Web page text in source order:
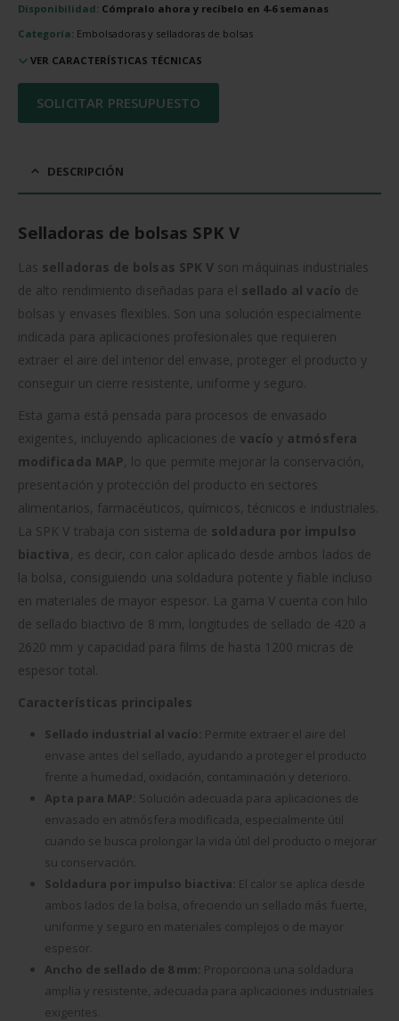
Disponibilidad: Cómpralo ahora y recíbelo en 4-6 semanas
Categoría: Embolsadoras y selladoras de bolsas
VER CARACTERÍSTICAS TÉCNICAS
SOLICITAR PRESUPUESTO
DESCRIPCIÓN
Selladoras de bolsas SPK V
Las selladoras de bolsas SPK V son máquinas industriales
de alto rendimiento diseñadas para el sellado al vacío de
bolsas y envases flexibles. Son una solución especialmente
indicada para aplicaciones profesionales que requieren
extraer el aire del interior del envase, proteger el producto y
conseguir un cierre resistente, uniforme y seguro.
Esta gama está pensada para procesos de envasado
exigentes, incluyendo aplicaciones de vacío y atmósfera
modificada MAP, lo que permite mejorar la conservación,
presentación y protección del producto en sectores
alimentarios, farmacéuticos, químicos, técnicos e industriales.
La SPK V trabaja con sistema de soldadura por impulso
biactiva, es decir, con calor aplicado desde ambos lados de
la bolsa, consiguiendo una soldadura potente y fiable incluso
en materiales de mayor espesor. La gama V cuenta con hilo
de sellado biactivo de 8 mm, longitudes de sellado de 420 a
2620 mm y capacidad para films de hasta 1200 micras de
espesor total.
Características principales
Sellado industrial al vacío: Permite extraer el aire del
envase antes del sellado, ayudando a proteger el producto
frente a humedad, oxidación, contaminación y deterioro.
Apta para MAP: Solución adecuada para aplicaciones de
envasado en atmósfera modificada, especialmente útil
cuando se busca prolongar la vida útil del producto o mejorar
su conservación.
Soldadura por impulso biactiva: El calor se aplica desde
ambos lados de la bolsa, ofreciendo un sellado más fuerte,
uniforme y seguro en materiales complejos o de mayor
espesor.
Ancho de sellado de 8 mm: Proporciona una soldadura
amplia y resistente, adecuada para aplicaciones industriales
exigentes.